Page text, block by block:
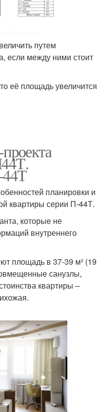
путем
если между ними стоит
её площадь увеличится
планировки и
квартиры серии П-44Т.
которые не
внутреннего
площадь в 37-39 м² (19
санузлы,
квартиры –